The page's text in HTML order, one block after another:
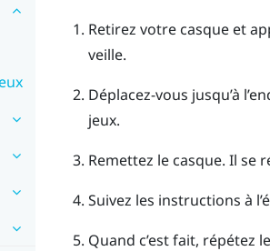
Retirez votre casque et
veille.
Déplacez-vous jusqu’à
jeux.
Remettez le casque. Il se
Suivez les instructions à
Quand c’est fait, répétez